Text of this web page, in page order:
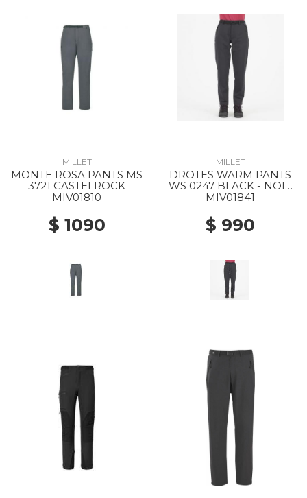
MILLET
MONTE ROSA PANTS MS
3721 CASTELROCK
MIV01810
$ 1090
MILLET
DROTES WARM PANTS
WS 0247 BLACK - NOIR
NEW
MIV01841
$ 990